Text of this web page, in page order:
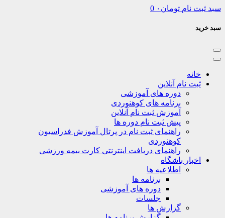
تومان ۰ 0
نام آنلاین
دوره های آموزشی
برنامه های کوهنوردی
آموزش ثبت نام آنلاین
پیش ثبت نام دوره ها
راهنمای ثبت نام در پرتال آموزش فدراسیون
کوهنوردی
راهنمای دریافت اینترنتی کارت بیمه ورزشی
باشگاه
اطلاعیه ها
برنامه ها
دوره های آموزشی
جلسات
گزارش ها